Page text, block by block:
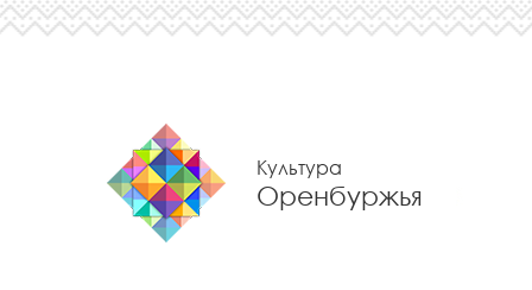
Культура
Оренбуржья